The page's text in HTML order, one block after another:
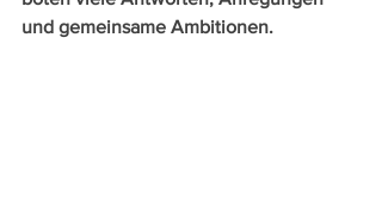
und gemeinsame Ambitionen.